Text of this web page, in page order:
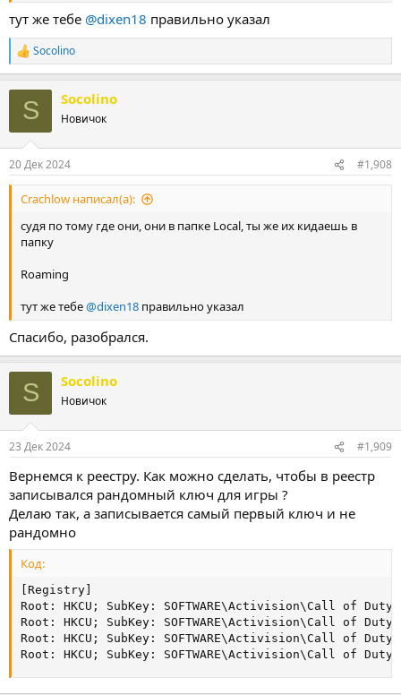
тут же тебе @dixen18 правильно указал
Р
е
Socolino
S Socolino
Новичок
20 Дек 2024 #1,908
Crachlow написал(а):
судя по тому где они, они в папке Local, ты же их кидаешь в
папку
Roaming
тут же тебе@dixen18 правильно указал
Спасибо, разобрался.
S Socolino
Новичок
23 Дек 2024 #1,909
Вернемся к реестру. Как можно сделать, чтобы в реестр
записывался рандомный ключ для игры ?
Делаю так, а записывается самый первый ключ и не
рандомно
Код:
[Registry]
Root: HKCU; SubKey: SOFTWARE\Activision\Call of
Root: HKCU; SubKey: SOFTWARE\Activision\Call of
Root: HKCU; SubKey: SOFTWARE\Activision\Call of
Root: HKCU; SubKey: SOFTWARE\Activision\Call of